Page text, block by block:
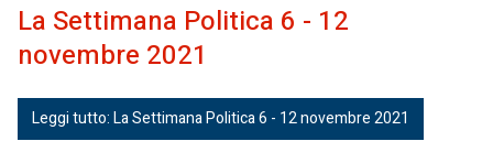
La Settimana Politica 6 - 12
novembre 2021
Leggi tutto: La Settimana Politica 6 - 12 novembre 2021